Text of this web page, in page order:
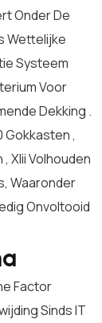
Onder De
Wettelijke
Systeem
Voor
Dekking .
Gokkasten ,
Xlii Volhouden
Waaronder
Onvoltooid
Factor
Sinds IT